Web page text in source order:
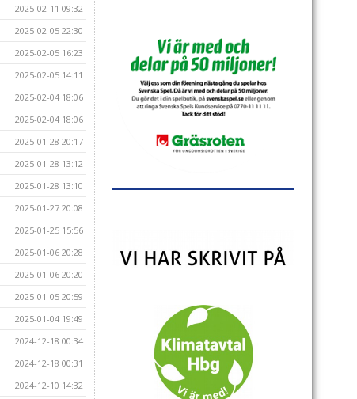
2025-02-11 09:32
2025-02-05 22:30
2025-02-05 16:23
2025-02-05 14:11
2025-02-04 18:06
2025-02-04 18:06
2025-01-28 20:17
2025-01-28 13:12
2025-01-28 13:10
2025-01-27 20:08
2025-01-25 15:56
2025-01-06 20:28
2025-01-06 20:20
2025-01-05 20:59
2025-01-04 19:49
2024-12-18 00:34
2024-12-18 00:31
2024-12-10 14:32